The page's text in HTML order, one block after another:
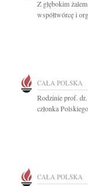
Z głębokim
współtwórcę i
CAŁA POLSKA
Rodzinie prof.
członka
CAŁA POLSKA